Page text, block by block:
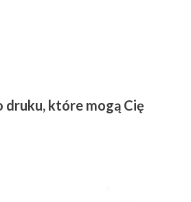
druku, które mogą Cię